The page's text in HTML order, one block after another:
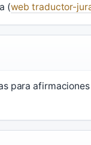
(web traductor-
para